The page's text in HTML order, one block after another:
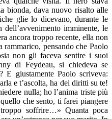
bionda, dava nuovo risalto alle
glie lo dicevano, durante le
imminente, le
ancora troppo recente, ella non
pensando che Paolo
non gli faceva sentire i suoi
di Feydeau, si chiedeva se
E giustamente Paolo scriveva:
e t’ascolta, ha dei diritti su te!
nulla; ho l’anima triste più
che sento, ti farei piangere
soffrire…» Quanta poca